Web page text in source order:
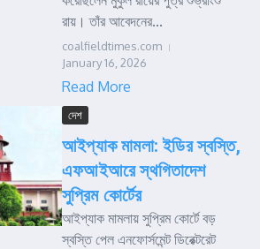
রায়। তাঁর আবেদনের...
coalfieldtimes.com
January 16, 2026
Read More
দেশ
আইপ্যাক মামলা: ইডির স্বস্তি,
এফআইআরে স্থগিতাদেশ
সুপ্রিম কোর্টের
আইপ্যাক মামলায় সুপ্রিম কোর্টে বড়
স্বস্তি পেল এনফোর্সমেন্ট ডিরেক্টরেট